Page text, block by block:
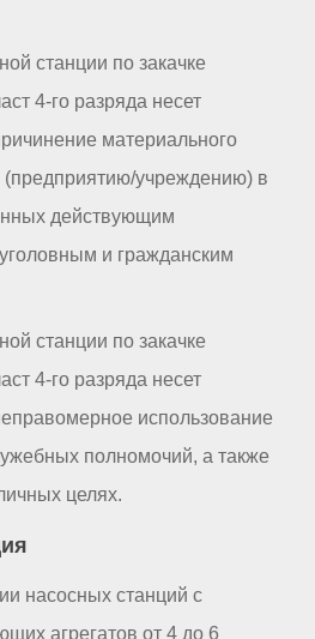
станции по закачке
4-го разряда несет
материального
учреждению) в
действующим
и гражданским
станции по закачке
4-го разряда несет
использование
полномочий, а также
целях.
насосных станций с
агрегатов от 4 до 6